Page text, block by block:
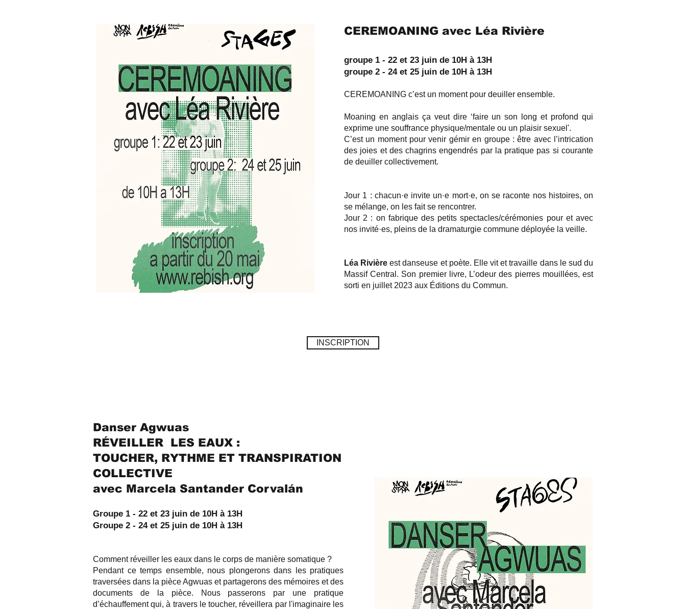
CEREMOANING avec Léa Rivière
groupe 1 - 22 et 23 juin de 10H à 13H
groupe 2 - 24 et 25 juin de 10H à 13H
CEREMOANING c’est un moment pour deuiller ensemble.
Moaning en anglais ça veut dire ‘faire un son long et profond qui
exprime une souffrance physique/mentale ou un plaisir sexuel'.
C’est un moment pour venir gémir en groupe : être avec l’intrication
des joies et des chagrins engendrés par la pratique pas si courante
de deuiller collectivement.
Jour 1 : chacun·e invite un·e mort·e, on se raconte nos histoires, on
se mélange, on les fait se rencontrer.
Jour 2 : on fabrique des petits spectacles/cérémonies pour et avec
nos invité·es, pleins de la dramaturgie commune déployée la veille.
Léa Rivière est danseuse et poète. Elle vit et travaille dans le sud du
Massif Central. Son premier livre, L’odeur des pierres mouillées, est
sorti en juillet 2023 aux Éditions du Commun.
INSCRIPTION
Danser Agwuas
RÉVEILLER LES EAUX :
TOUCHER, RYTHME ET TRANSPIRATION
COLLECTIVE
avec Marcela Santander Corvalán
Groupe 1 - 22 et 23 juin de 10H à 13H
Groupe 2 - 24 et 25 juin de 10H à 13H
Comment réveiller les eaux dans le corps de manière somatique ?
Pendant ce temps ensemble, nous plongerons dans les pratiques
traversées dans la pièce Agwuas et partagerons des mémoires et des
documents de la pièce. Nous passerons par une pratique
d’échauffement qui, à travers le toucher, réveillera par l'imaginaire les